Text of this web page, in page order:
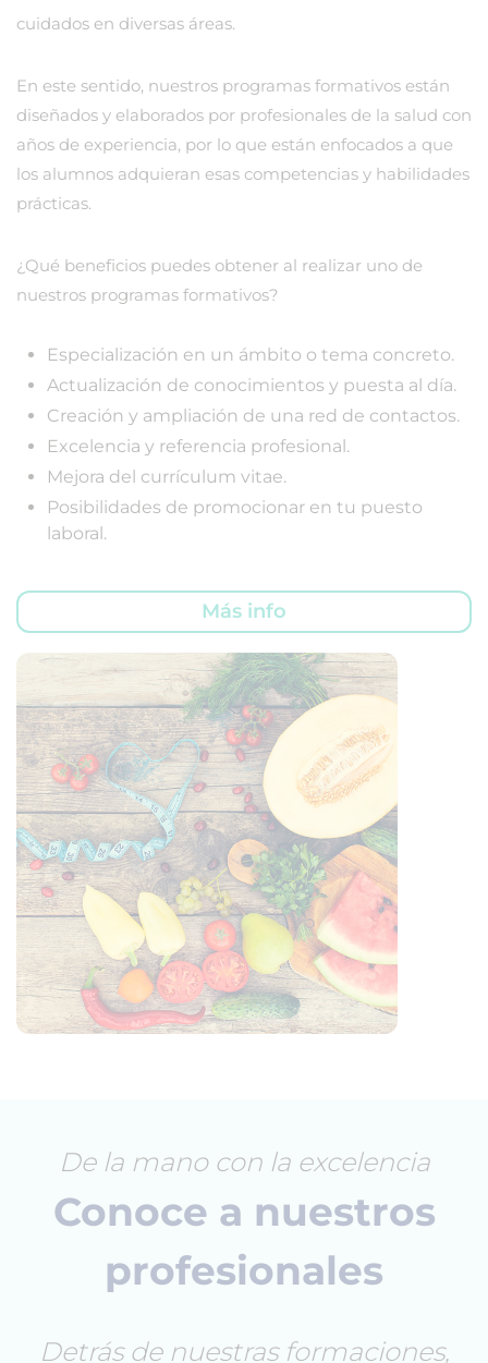
cuidados en diversas áreas.
En este sentido, nuestros programas formativos están
diseñados y elaborados por profesionales de la salud con
años de experiencia, por lo que están enfocados a que
los alumnos adquieran esas competencias y habilidades
prácticas.
¿Qué beneficios puedes obtener al realizar uno de
nuestros programas formativos?
Especialización en un ámbito o tema concreto.
Actualización de conocimientos y puesta al día.
Creación y ampliación de una red de contactos.
Excelencia y referencia profesional.
Mejora del currículum vitae.
Posibilidades de promocionar en tu puesto
laboral.
Más info
De la mano con la excelencia
Conoce a nuestros
profesionales
Detrás de nuestras formaciones,